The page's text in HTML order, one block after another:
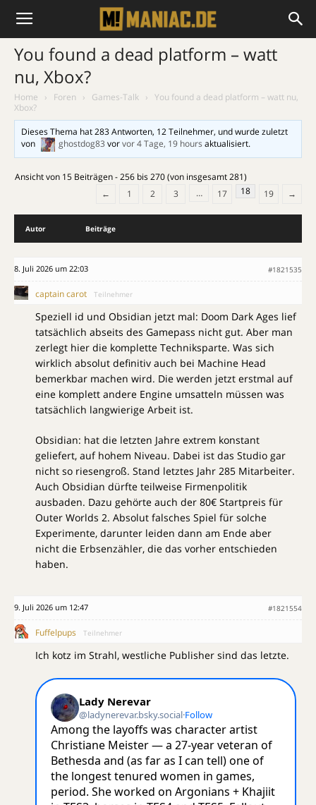
You found a dead platform – watt
nu, Xbox?
Home › Foren › Games-Talk › You found a dead platform – watt nu,
Xbox?
Dieses Thema hat 283 Antworten, 12 Teilnehmer, und wurde zuletzt
von
ghostdog83 vorvor 4 Tage, 19 hours aktualisiert.
Ansicht von 15 Beiträgen - 256 bis 270 (von insgesamt 281)
←
1 2 3 … 17 18 19 →
Autor Beiträge
8. Juli 2026 um 22:03 #1821535
captain carot Teilnehmer
Speziell id und Obsidian jetzt mal: Doom Dark Ages lief
tatsächlich abseits des Gamepass nicht gut. Aber man
zerlegt hier die komplette Techniksparte. Was sich
wirklich absolut definitiv auch bei Machine Head
bemerkbar machen wird. Die werden jetzt erstmal auf
eine komplett andere Engine umsatteln müssen was
tatsächlich langwierige Arbeit ist.
Obsidian: hat die letzten Jahre extrem konstant
geliefert, auf hohem Niveau. Dabei ist das Studio gar
nicht so riesengroß. Stand letztes Jahr 285 Mitarbeiter.
Auch Obsidian dürfte teilweise Firmenpolitik
ausbaden. Dazu gehörte auch der 80€ Startpreis für
Outer Worlds 2. Absolut falsches Spiel für solche
Experimente, darunter leiden dann am Ende aber
nicht die Erbsenzähler, die das vorher entschieden
haben.
9. Juli 2026 um 12:47 #1821554
Fuffelpups Teilnehmer
Ich kotz im Strahl, westliche Publisher sind das letzte.